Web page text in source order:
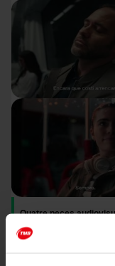
Imatge
Quatre peces
Societat